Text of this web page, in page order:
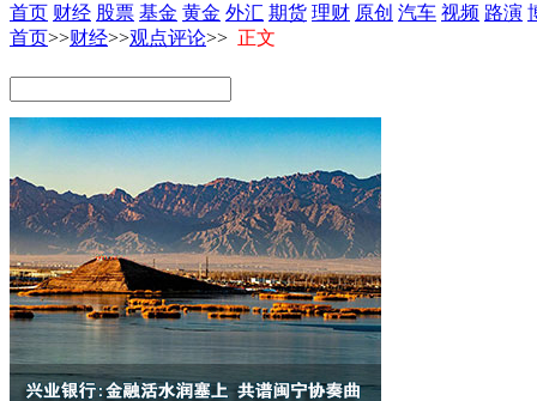
首页 财经 股票 基金 黄金 外汇 期货 理财 原创 汽车 视频 路演
首页>>财经>>观点评论>> 正文